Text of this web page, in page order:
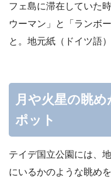
フェ島に滞在していた
ウーマン」と「ランボ
と。地元紙（ドイツ語
月や火星の眺
ポット
テイデ国立公園には、
にいるかのような眺め